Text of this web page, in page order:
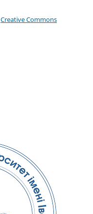
Creative Commons